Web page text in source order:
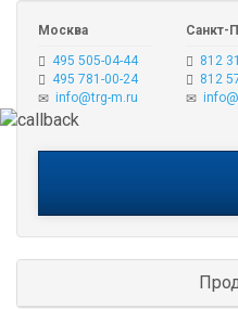
Москва
495 505-04-44
495 781-00-24
info@trg-m.ru
Санкт-
812
812